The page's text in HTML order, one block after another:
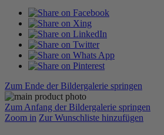
Zum Ende der Bildergalerie springen
Zum Anfang der Bildergalerie springen
Zoom in Zur Wunschliste hinzufügen